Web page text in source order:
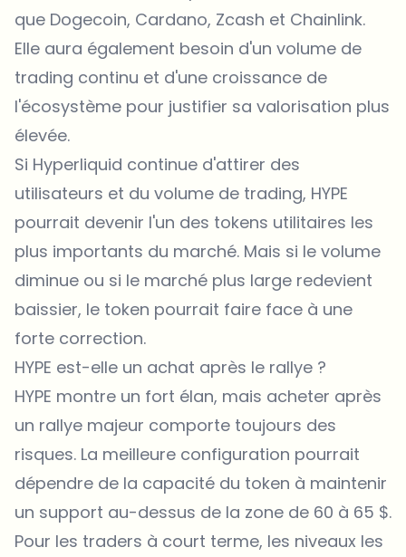
que Dogecoin, Cardano, Zcash et Chainlink.
Elle aura également besoin d'un volume de
trading continu et d'une croissance de
l'écosystème pour justifier sa valorisation plus
élevée.
Si Hyperliquid continue d'attirer des
utilisateurs et du volume de trading, HYPE
pourrait devenir l'un des tokens utilitaires les
plus importants du marché. Mais si le volume
diminue ou si le marché plus large redevient
baissier, le token pourrait faire face à une
forte correction.
HYPE est-elle un achat après le rallye ?
HYPE montre un fort élan, mais acheter après
un rallye majeur comporte toujours des
risques. La meilleure configuration pourrait
dépendre de la capacité du token à maintenir
un support au-dessus de la zone de 60 à 65 $.
Pour les traders à court terme, les niveaux les